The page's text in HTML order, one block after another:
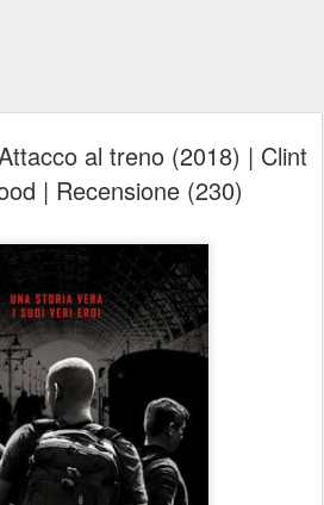
al treno (2018) | Clint
| Recensione (230)